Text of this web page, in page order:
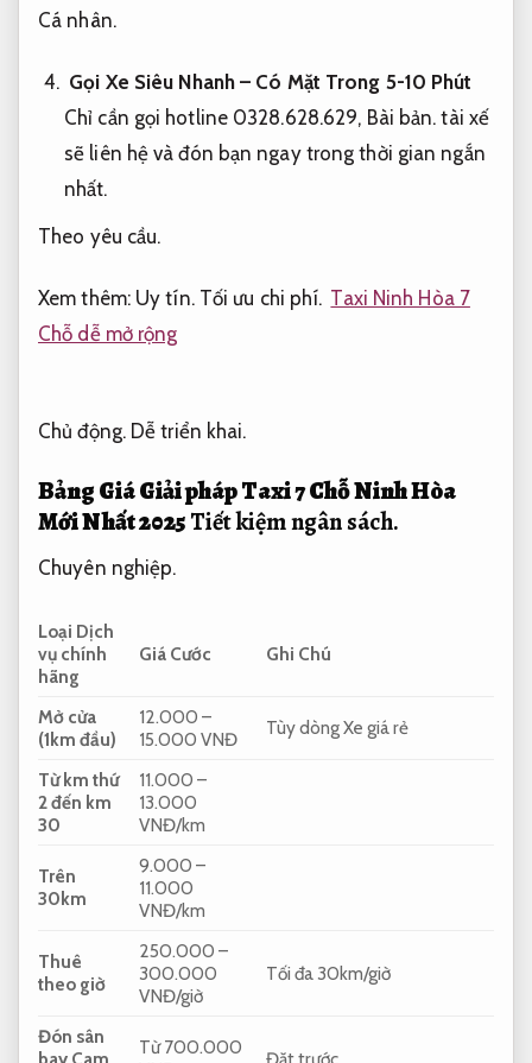
Cá nhân.
Gọi Xe Siêu Nhanh – Có Mặt Trong 5-10 Phút
Chỉ cần gọi hotline 0328.628.629, Bài bản. tài xế
sẽ liên hệ và đón bạn ngay trong thời gian ngắn
nhất.
Theo yêu cầu.
Xem thêm: Uy tín. Tối ưu chi phí. Taxi Ninh Hòa 7
Chỗ dễ mở rộng
Chủ động. Dễ triển khai.
Bảng Giá Giải pháp Taxi 7 Chỗ Ninh Hòa
Mới Nhất 2025Tiết kiệm ngân sách.
Chuyên nghiệp.
Loại Dịch
vụ chính
hãng
Giá Cước Ghi Chú
Mở cửa
(1km đầu)
12.000 –
15.000 VNĐ
Tùy dòng Xe giá rẻ
Từ km thứ
2 đến km
30
11.000 –
13.000
VNĐ/km
Trên
30km
9.000 –
11.000
VNĐ/km
Thuê
theo giờ
250.000 –
300.000
VNĐ/giờ
Tối đa 30km/giờ
Đón sân
bay Cam
Từ 700.000
Đặt trước